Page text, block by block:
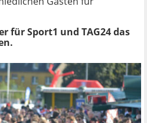
für Sport1 und TAG24 das